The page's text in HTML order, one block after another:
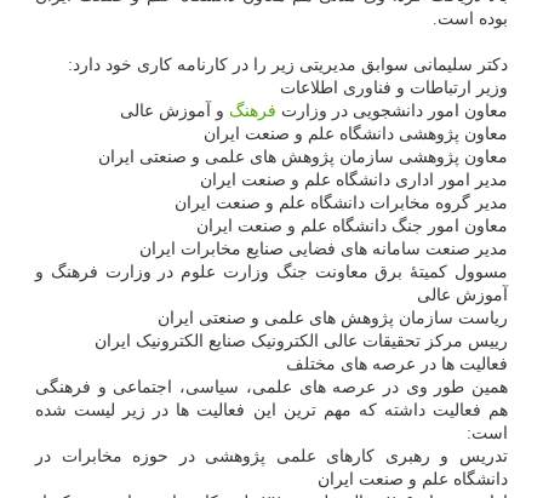
بوده است.
دکتر سلیمانی سوابق مدیریتی زیر را در کارنامه کاری خود دارد:
وزیر ارتباطات و فناوری اطلاعات
معاون امور دانشجویی در وزارت فرهنگ و آموزش عالی
معاون پژوهشی دانشگاه علم و صنعت ایران
معاون پژوهشی سازمان پژوهش های علمی و صنعتی ایران
مدیر امور اداری دانشگاه علم و صنعت ایران
مدیر گروه مخابرات دانشگاه علم و صنعت ایران
معاون امور جنگ دانشگاه علم و صنعت ایران
مدیر صنعت سامانه های فضایی صنایع مخابرات ایران
مسوول کمیتهٔ برق معاونت جنگ وزارت علوم در وزارت فرهنگ و
آموزش عالی
ریاست سازمان پژوهش های علمی و صنعتی ایران
رییس مرکز تحقیقات عالی الکترونیک صنایع الکترونیک ایران
فعالیت ها در عرصه های مختلف
همین طور وی در عرصه های علمی، سیاسی، اجتماعی و فرهنگی
هم فعالیت داشته که مهم ترین این فعالیت ها در زیر لیست شده
است:
تدریس و رهبری کارهای علمی پژوهشی در حوزه مخابرات در
دانشگاه علم و صنعت ایران